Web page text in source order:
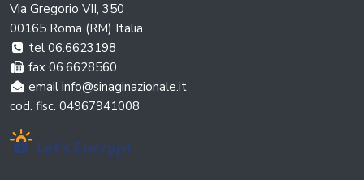
Via Gregorio VII, 350
00165 Roma (RM) Italia
tel 06.6623198
fax 06.6628560
email info@sinaginazionale.it
cod. fisc. 04967941008